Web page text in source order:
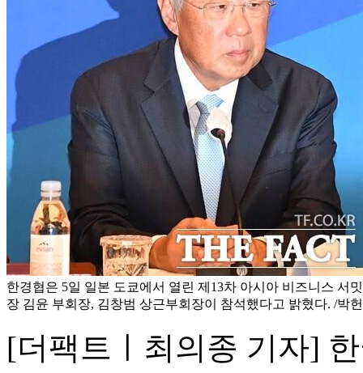
한경협은 5일 일본 도쿄에서 열린 제13차 아시아 비즈니스 서
장 김윤 부회장, 김창범 상근부회장이 참석했다고 밝혔다. /박
[더팩트ㅣ최의종 기자]